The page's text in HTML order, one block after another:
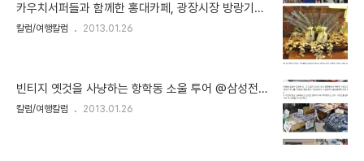
카우치서퍼들과 함께한 홍대카페, 광장시장 방랑기
@삼성전자 LIVE 2012.09.07
칼럼/여행칼럼 2013.01.26
빈티지 옛것을 사냥하는 항학동 소울 투어 @삼성전
자 LIVE 2012.08.31
칼럼/여행칼럼 2013.01.26